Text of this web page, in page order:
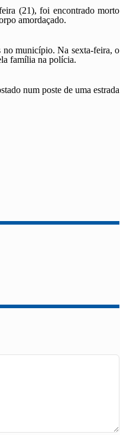
(21), foi encontrado morto
amordaçado.
no município. Na sexta-feira, o
família na polícia.
num poste de uma estrada